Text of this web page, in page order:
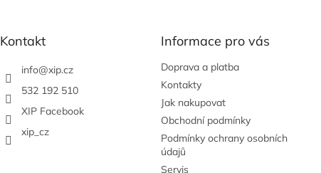
Kontakt
info@xip.cz
532 192 510
XIP Facebook
xip_cz
Informace pro vás
Doprava a platba
Kontakty
Jak nakupovat
Obchodní podmínky
Podmínky ochrany osobních
údajů
Servis